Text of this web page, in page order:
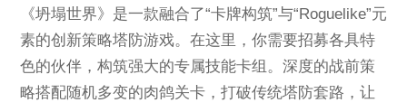
《坍塌世界》是一款融合了“卡牌构筑”与“Roguelike”元
素的创新策略塔防游戏。在这里，你需要招募各具特
色的伙伴，构筑强大的专属技能卡组。深度的战前策
略搭配随机多变的肉鸽关卡，打破传统塔防套路，让